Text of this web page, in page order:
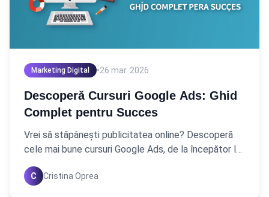
Marketing Digital •26 mar. 2026
Descoperă Cursuri Google Ads: Ghid
Complet pentru Succes
Vrei să stăpânești publicitatea online? Descoperă
cele mai bune cursuri Google Ads, de la începător la
C Cristina Oprea